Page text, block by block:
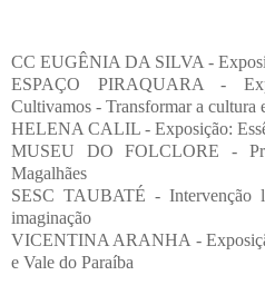
CC EUGÊNIA DA SILVA -
ESPAÇO PIRAQUARA -
Cultivamos - Transformar a cultura
HELENA CALIL - Exposição:
MUSEU DO FOLCLORE -
Magalhães
SESC TAUBATÉ - Intervenção
imaginação
VICENTINA ARANHA -
e Vale do Paraíba